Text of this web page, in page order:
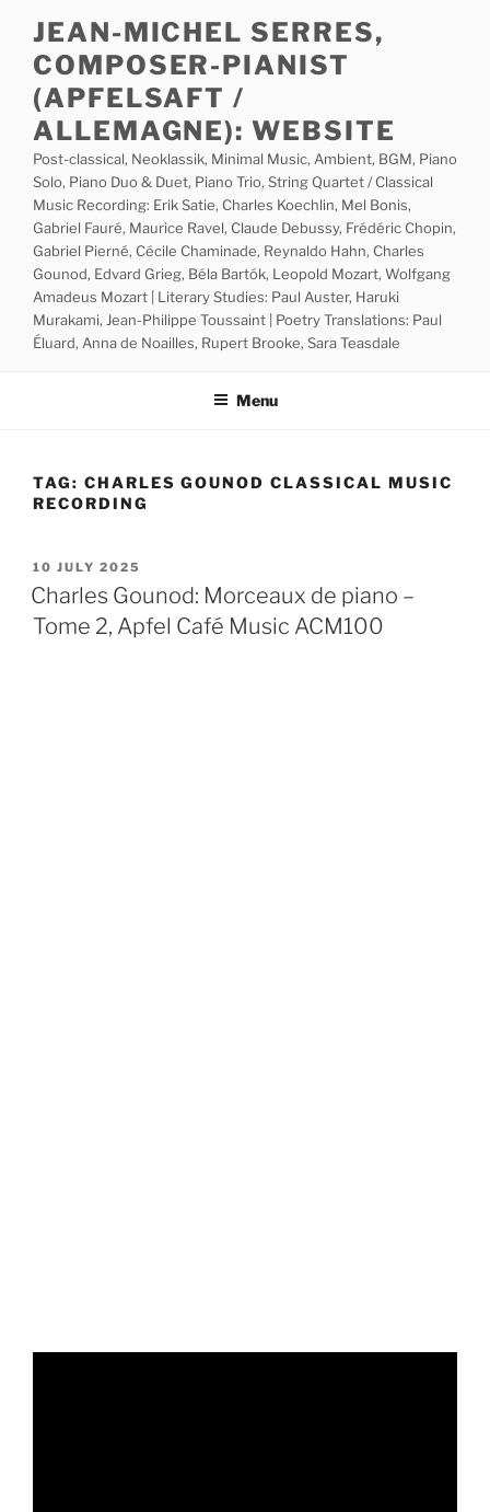
content
JEAN-MICHEL SERRES,
COMPOSER-PIANIST
(APFELSAFT /
ALLEMAGNE): WEBSITE
Post-classical, Neoklassik, Minimal Music, Ambient, BGM, Piano
Solo, Piano Duo & Duet, Piano Trio, String Quartet / Classical
Music Recording: Erik Satie, Charles Koechlin, Mel Bonis,
Gabriel Fauré, Maurice Ravel, Claude Debussy, Frédéric Chopin,
Gabriel Pierné, Cécile Chaminade, Reynaldo Hahn, Charles
Gounod, Edvard Grieg, Béla Bartók, Leopold Mozart, Wolfgang
Amadeus Mozart | Literary Studies: Paul Auster, Haruki
Murakami, Jean-Philippe Toussaint | Poetry Translations: Paul
Éluard, Anna de Noailles, Rupert Brooke, Sara Teasdale
Menu
TAG: CHARLES GOUNOD CLASSICAL MUSIC
RECORDING
POSTED
ON
10 JULY 2025
Charles Gounod: Morceaux de piano –
Tome 2, Apfel Café Music ACM100